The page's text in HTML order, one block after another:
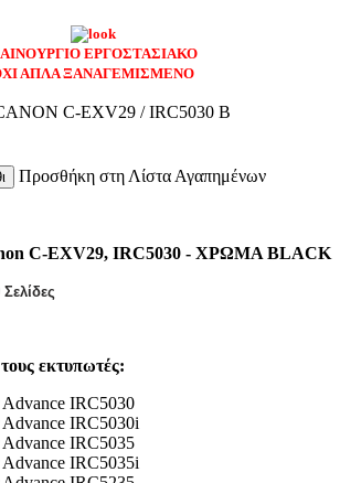
ΕΡΓΟΣΤΑΣΙΑΚΟ
ΑΠΛΑ ΞΑΝΑΓΕΜΙΣΜΕΝΟ
C-EXV29 / IRC5030 B
Προσθήκη στη Λίστα Αγαπημένων
C-EXV29, IRC5030 - ΧΡΩΜΑ BLACK
Σελίδες
εκτυπωτές:
IRC5030
IRC5030i
IRC5035
IRC5035i